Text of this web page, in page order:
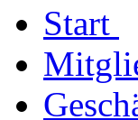
Start